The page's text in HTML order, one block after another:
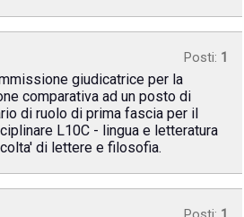
Posti: 1
giudicatrice per la
comparativa ad un posto di
di ruolo di prima fascia per il
L10C - lingua e letteratura
di lettere e filosofia.